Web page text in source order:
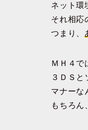
ネット環
それ相応
つまり、
ＭＨ４で
３ＤＳと
マナーな
もちろん